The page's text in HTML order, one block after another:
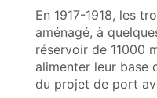
En 1917-1918, les
aménagé, à
réservoir de 11000
alimenter leur base
du projet de port